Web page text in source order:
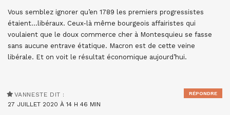
Vous semblez ignorer qu’en 1789 les premiers progressistes
étaient…libéraux. Ceux-là même bourgeois affairistes qui
voulaient que le doux commerce cher à Montesquieu se fasse
sans aucune entrave étatique. Macron est de cette veine
libérale. Et on voit le résultat économique aujourd’hui.
VANNESTE DIT :
27 JUILLET 2020 À 14 H 46 MIN
RÉPONDRE